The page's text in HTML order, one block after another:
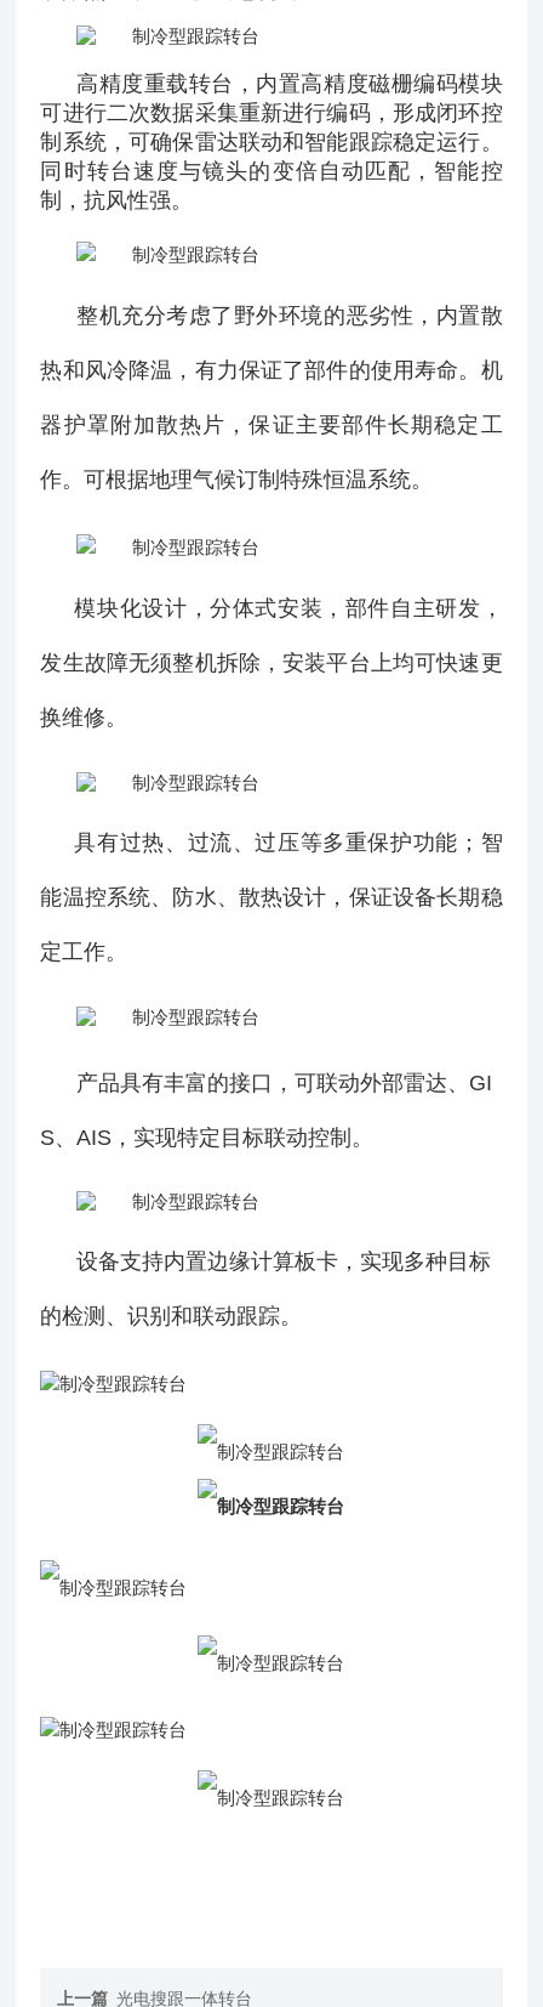
高精度重载转台，内置高精度磁栅编码模块
可进行二次数据采集重新进行编码，形成闭环控
制系统，可确保雷达联动和智能跟踪稳定运行。
同时转台速度与镜头的变倍自动匹配，智能控
制，抗风性强。
整机充分考虑了野外环境的恶劣性，内置散
热和风冷降温，有力保证了部件的使用寿命。机
器护罩附加散热片，保证主要部件长期稳定工
作。可根据地理气候订制特殊恒温系统。
模块化设计，分体式安装，部件自主研发，
发生故障无须整机拆除，安装平台上均可快速更
换维修。
具有过热、过流、过压等多重保护功能；智
能温控系统、防水、散热设计，保证设备长期稳
定工作。
产品具有丰富的接口，可联动外部雷达、GI
S、AIS，实现特定目标联动控制。
设备支持内置边缘计算板卡，实现多种目标
的检测、识别和联动跟踪。
上一篇 光电搜跟一体转台